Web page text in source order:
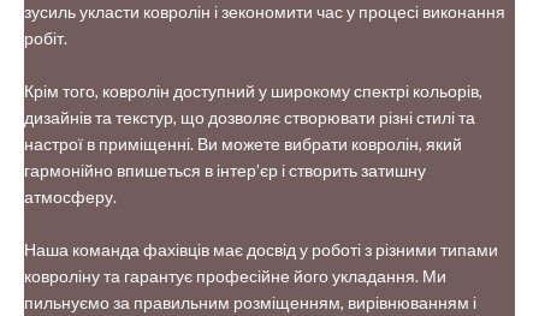
зусиль укласти ковролін і зекономити час у процесі виконання
робіт.
Крім того, ковролін доступний у широкому спектрі кольорів,
дизайнів та текстур, що дозволяє створювати різні стилі та
настрої в приміщенні. Ви можете вибрати ковролін, який
гармонійно впишеться в інтер’єр і створить затишну
атмосферу.
Наша команда фахівців має досвід у роботі з різними типами
ковроліну та гарантує професійне його укладання. Ми
пильнуємо за правильним розміщенням, вирівнюванням і